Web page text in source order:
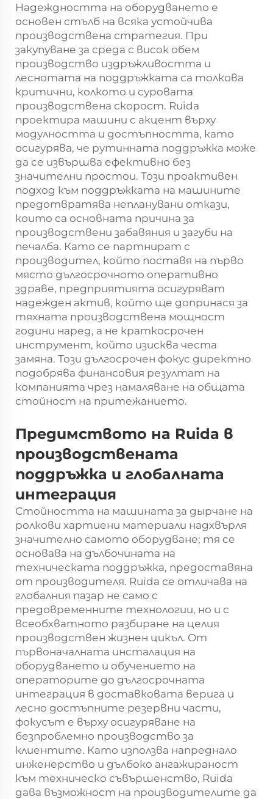
Надеждността на оборудването е
основен стълб на всяка устойчива
производствена стратегия. При
закупуване за среда с висок обем
производство издръжливостта и
леснотата на поддръжката са толкова
критични, колкото и суровата
производствена скорост. Ruida
проектира машини с акцент върху
модулността и достъпността, като
осигурява, че рутинната поддръжка може
да се извършва ефективно без
значителни простои. Този проактивен
подход към поддръжката на машините
предотвратява непланувани откази,
които са основната причина за
производствени забавяния и загуби на
печалба. Като се партнират с
производител, който поставя на първо
място дългосрочното оперативно
здраве, предприятията осигуряват
надежден актив, който ще допринася за
тяхната производствена мощност
години наред, а не краткосрочен
инструмент, който изисква честа
замяна. Този дългосрочен фокус директно
подобрява финансовия резултат на
компанията чрез намаляване на общата
стойност на притежанието.
Предимството на Ruida в
производствената
поддръжка и глобалната
интеграция
Стойността на машината за дырчане на
ролкови хартиени материали надхвърля
значително самото оборудване; тя се
основава на дълбочината на
техническата поддръжка, предоставяна
от производителя. Ruida се отличава на
глобалния пазар не само с
предовременните технологии, но и с
всеобхватното разбиране на целия
производствен жизнен цикъл. От
първоначалната инсталация на
оборудването и обучението на
операторите до дългосрочната
интеграция в доставковата верига и
лесно достъпните резервни части,
фокусът е върху осигуряване на
безпроблемно производство за
клиентите. Като използва напреднало
инженерство и дълбоко ангажираност
към техническо съвършенство, Ruida
дава възможност на производителите да